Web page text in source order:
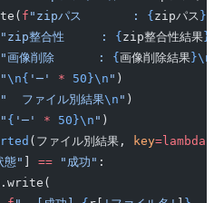
f "zipパス       : { zipパス
"zip整合性     : { zip整合性結果
"画像削除      : { 画像削除結果 }\n
"\n{ '─' * 50}\n " )
"  ファイル別結果\n " )
" { '─' * 50}\n " )
(ファイル別結果, key=lambda
態" == "成功" :